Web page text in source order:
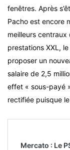
fenêtres. Après
Pacho est encore
meilleurs centraux
prestations XXL,
proposer un
salaire de 2,5
effet « sous-payé
rectifiée puisque le
Mercato : Le